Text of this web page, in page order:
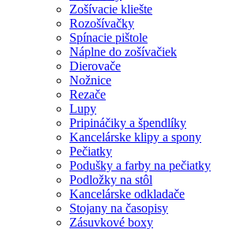
Zošívacie kliešte
Rozošívačky
Spínacie pištole
Náplne do zošívačiek
Dierovače
Nožnice
Rezače
Lupy
Pripináčiky a špendlíky
Kancelárske klipy a spony
Pečiatky
Podušky a farby na pečiatky
Podložky na stôl
Kancelárske odkladače
Stojany na časopisy
Zásuvkové boxy